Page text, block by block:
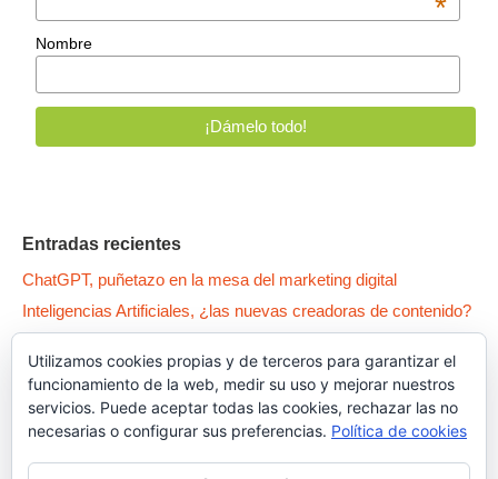
*
Nombre
Entradas recientes
ChatGPT, puñetazo en la mesa del marketing digital
Inteligencias Artificiales, ¿las nuevas creadoras de contenido?
Qué es la Canibalización SEO y cómo arreglar tus contenidos
Dark Patterns, el lado oscuro del UX
Utilizamos cookies propias y de terceros para garantizar el
funcionamiento de la web, medir su uso y mejorar nuestros
servicios. Puede aceptar todas las cookies, rechazar las no
necesarias o configurar sus preferencias. Política de cookies